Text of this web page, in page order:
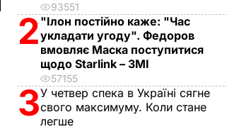
93551
2 "Ілон постійно каже: "Час
укладати угоду". Федоров
вмовляє Маска поступитися
щодо Starlink – ЗМІ
57155
3У четвер спека в Україні сягне
свого максимуму. Коли стане
легше